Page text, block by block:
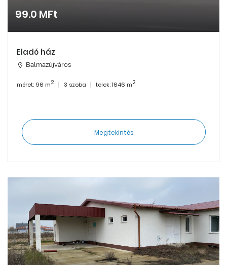
99.0 MFt
Eladó ház
Balmazújváros
méret: 96 m2 3 szoba telek: 1646 m2
Megtekintés